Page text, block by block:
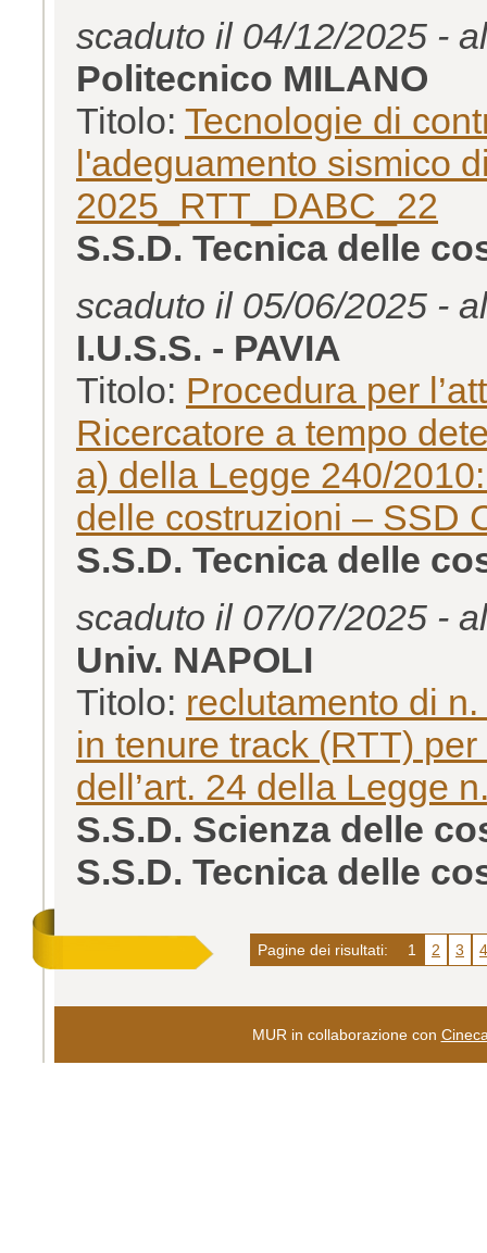
scaduto il 04/12/2025 -
Politecnico MILANO
Titolo: Tecnologie di
l'adeguamento sismico
2025_RTT_DABC_22
S.S.D. Tecnica delle
scaduto il 05/06/2025 -
I.U.S.S. - PAVIA
Titolo: Procedura per
Ricercatore a tempo
a) della Legge 240/
delle costruzioni – SSD
S.S.D. Tecnica delle
scaduto il 07/07/2025 -
Univ. NAPOLI
Titolo: reclutamento di
in tenure track (RTT)
dell’art. 24 della Legge
S.S.D. Scienza delle
S.S.D. Tecnica delle
Pagine dei risultati: 1 2 3 4
MUR in collaborazione con